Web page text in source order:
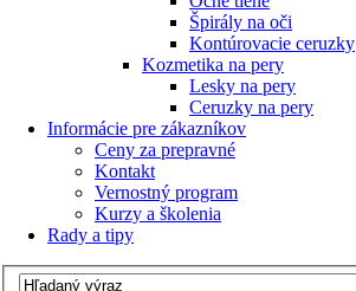
Špirály na oči
Kontúrovacie ceruzky
Kozmetika na pery
Lesky na pery
Ceruzky na pery
Informácie pre zákazníkov
Ceny za prepravné
Kontakt
Vernostný program
Kurzy a školenia
Rady a tipy